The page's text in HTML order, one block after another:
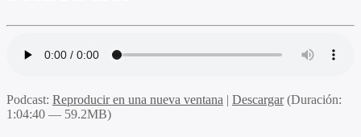
Podcast: Reproducir en una nueva ventana | Descargar(Duración:
1:04:40 — 59.2MB)